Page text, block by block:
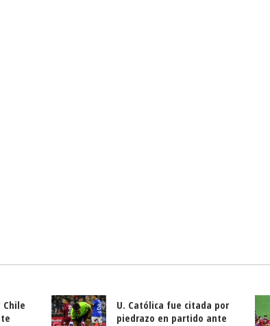
Chile
U. Católica fue citada por
piedrazo en partido ante